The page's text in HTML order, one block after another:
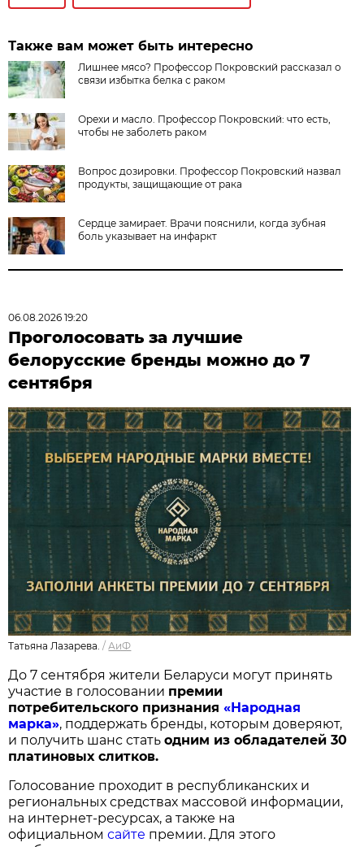
Также вам может быть интересно
Лишнее мясо? Профессор Покровский рассказал о
связи избытка белка с раком
Орехи и масло. Профессор Покровский: что есть,
чтобы не заболеть раком
Вопрос дозировки. Профессор Покровский назвал
продукты, защищающие от рака
Сердце замирает. Врачи пояснили, когда зубная
боль указывает на инфаркт
06.08.2026 19:20
Проголосовать за лучшие
белорусские бренды можно до 7
сентября
Татьяна Лазарева. /АиФ
До 7 сентября жители Беларуси могут принять
участие в голосовании премии
потребительского признания«Народная
марка», поддержать бренды, которым доверяют,
и получить шанс статьодним из обладателей 30
платиновых слитков.
Голосование проходит в республиканских и
региональных средствах массовой информации,
на интернет-ресурсах, а также на
официальномсайте премии. Для этого